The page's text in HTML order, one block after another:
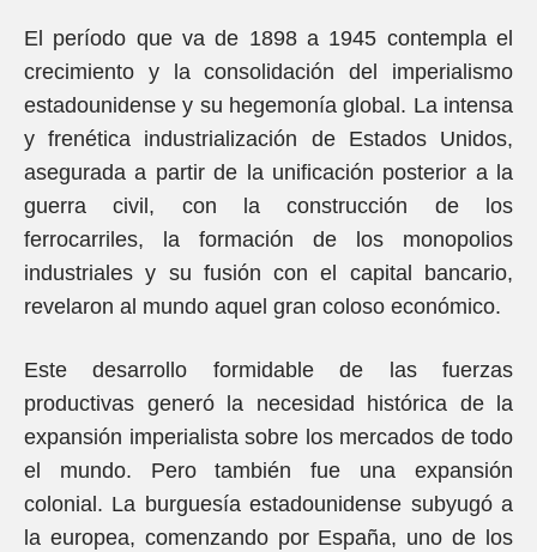
El período que va de 1898 a 1945 contempla el
crecimiento y la consolidación del imperialismo
estadounidense y su hegemonía global. La intensa
y frenética industrialización de Estados Unidos,
asegurada a partir de la unificación posterior a la
guerra civil, con la construcción de los
ferrocarriles, la formación de los monopolios
industriales y su fusión con el capital bancario,
revelaron al mundo aquel gran coloso económico.
Este desarrollo formidable de las fuerzas
productivas generó la necesidad histórica de la
expansión imperialista sobre los mercados de todo
el mundo. Pero también fue una expansión
colonial. La burguesía estadounidense subyugó a
la europea, comenzando por España, uno de los